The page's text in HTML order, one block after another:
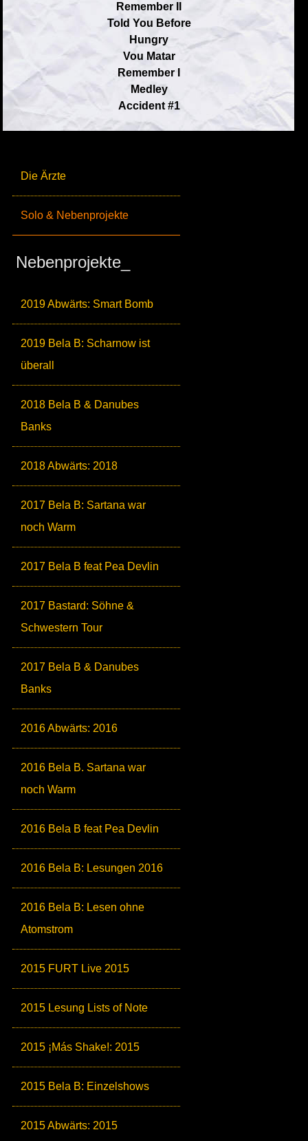
Die Ärzte
Solo & Nebenprojekte
Nebenprojekte_
2019 Abwärts: Smart Bomb
2019 Bela B: Scharnow ist
überall
2018 Bela B & Danubes
Banks
2018 Abwärts: 2018
2017 Bela B: Sartana war
noch Warm
2017 Bela B feat Pea Devlin
2017 Bastard: Söhne &
Schwestern Tour
2017 Bela B & Danubes
Banks
2016 Abwärts: 2016
2016 Bela B. Sartana war
noch Warm
2016 Bela B feat Pea Devlin
2016 Bela B: Lesungen 2016
2016 Bela B: Lesen ohne
Atomstrom
2015 FURT Live 2015
2015 Lesung Lists of Note
2015 ¡Más Shake!: 2015
2015 Bela B: Einzelshows
2015 Abwärts: 2015
Remember II
Told You Before
Hungry
Vou Matar
Remember I
Medley
Accident #1